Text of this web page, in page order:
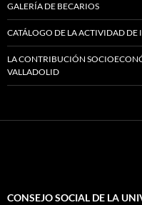
GALERÍA DE BECARIOS
CATÁLOGO DE LA ACTIVIDAD DE
LA CONTRIBUCIÓN
VALLADOLID
CONSEJO SOCIAL DE LA